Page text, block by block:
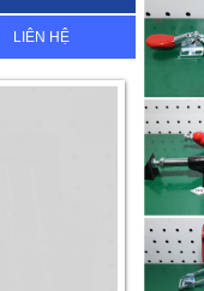
LIÊN HỆ